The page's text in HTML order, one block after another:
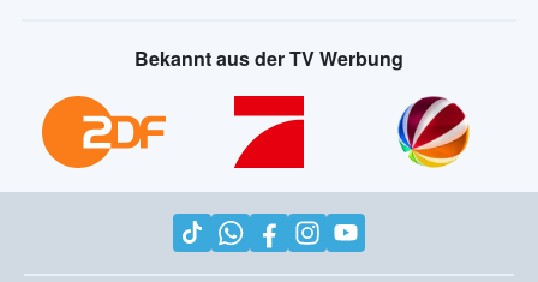
Bekannt aus der TV Werbung